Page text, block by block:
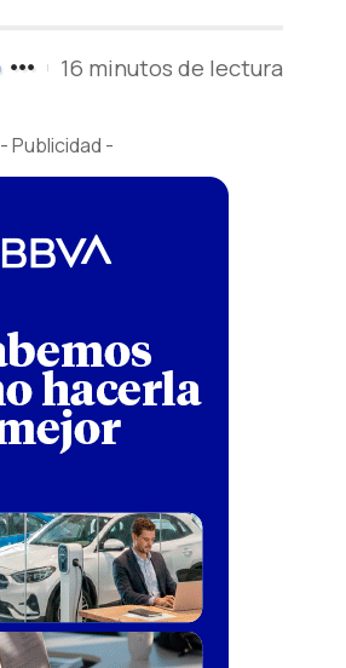
16 minutos de lectura
- Publicidad -